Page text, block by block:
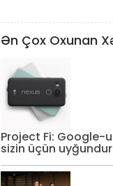
Ən Çox Oxunan
Project Fi: Google-
sizin üçün